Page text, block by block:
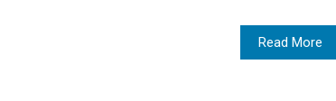
Read More